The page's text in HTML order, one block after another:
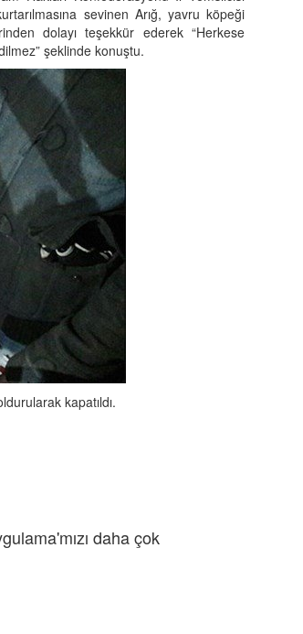
sevinen Arığ, yavru köpeği
dolayı teşekkür ederek “Herkese
şeklinde konuştu.
kapatıldı.
daha çok